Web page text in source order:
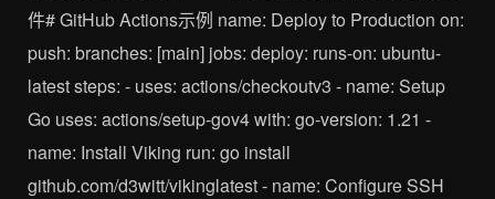
件# GitHub Actions示例 name: Deploy to Production on:
push: branches: [main] jobs: deploy: runs-on: ubuntu-
latest steps: - uses: actions/checkoutv3 - name: Setup
Go uses: actions/setup-gov4 with: go-version: 1.21 -
name: Install Viking run: go install
github.com/d3witt/vikinglatest - name: Configure SSH